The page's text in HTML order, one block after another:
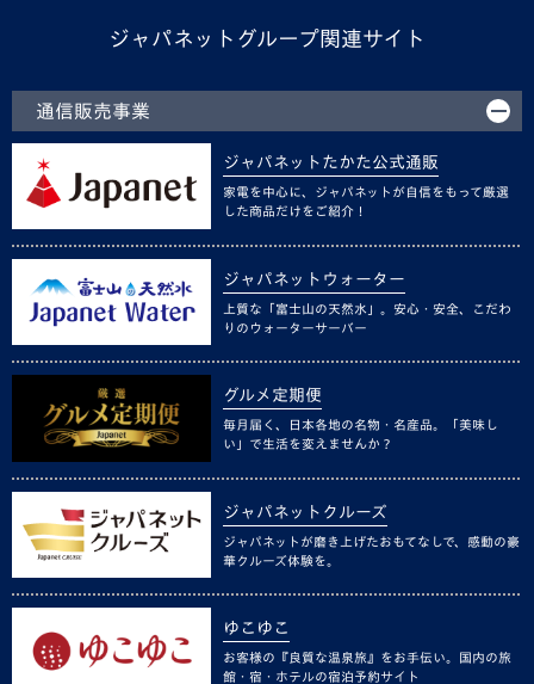
ジャパネットグループ関連サイト
通信販売事業
ジャパネットたかた公式通販
家電を中心に、ジャパネットが自信をもって厳選
した商品だけをご紹介！
ジャパネットウォーター
上質な「富士山の天然水」。安心・安全、こだわ
りのウォーターサーバー
グルメ定期便
毎月届く、日本各地の名物・名産品。「美味し
い」で生活を変えませんか？
ジャパネットクルーズ
ジャパネットが磨き上げたおもてなしで、感動の豪
華クルーズ体験を。
ゆこゆこ
お客様の『良質な温泉旅』をお手伝い。国内の旅
館・宿・ホテルの宿泊予約サイト